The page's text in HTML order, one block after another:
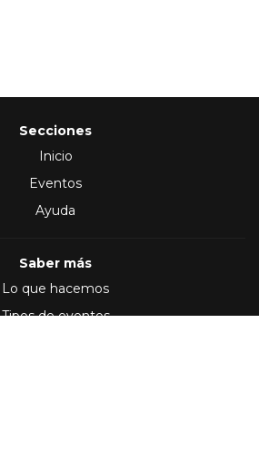
Secciones
Inicio
Eventos
Ayuda
Saber más
Lo que hacemos
Tipos de eventos